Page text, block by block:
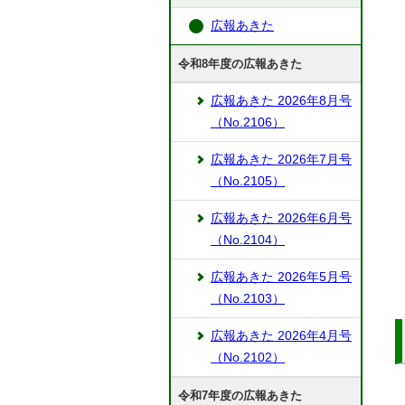
広報あきた
令和8年度の広報あきた
広報あきた 2026年8月号
（No.2106）
広報あきた 2026年7月号
（No.2105）
広報あきた 2026年6月号
（No.2104）
広報あきた 2026年5月号
（No.2103）
広報あきた 2026年4月号
（No.2102）
令和7年度の広報あきた